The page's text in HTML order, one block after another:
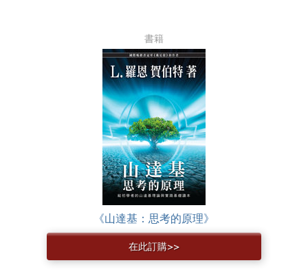
書籍
《山達基：思考的原理》
在此訂購>>